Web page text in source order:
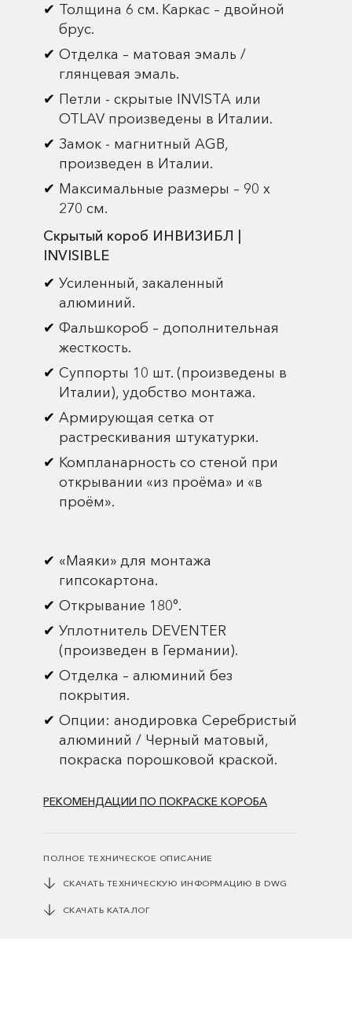
Толщина 6 см. Каркас – двойной
брус.
Отделка – матовая эмаль /
глянцевая эмаль.
Петли - скрытые INVISTA или
OTLAV произведены в Италии.
Замок - магнитный AGB,
произведен в Италии.
Максимальные размеры – 90 х
270 см.
Скрытый короб ИНВИЗИБЛ |
INVISIBLE
Усиленный, закаленный
алюминий.
Фальшкороб – дополнительная
жесткость.
Суппорты 10 шт. (произведены в
Италии), удобство монтажа.
Армирующая сетка от
растрескивания штукатурки.
Компланарность со стеной при
открывании «из проёма» и «в
проём».
«Маяки» для монтажа
гипсокартона.
Открывание 180°.
Уплотнитель DEVENTER
(произведен в Германии).
Отделка – алюминий без
покрытия.
Опции: анодировка Серебристый
алюминий / Черный матовый,
покраска порошковой краской.
РЕКОМЕНДАЦИИ ПО ПОКРАСКЕ КОРОБА
ПОЛНОЕ ТЕХНИЧЕСКОЕ ОПИСАНИЕ
СКАЧАТЬ ТЕХНИЧЕСКУЮ ИНФОРМАЦИЮ В DWG
СКАЧАТЬ КАТАЛОГ